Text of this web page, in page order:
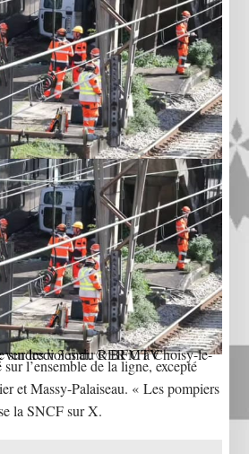
Choisy-le-Roi (Val-de-Marne) ce vendredi 3 mai. © BFMTV
l’ensemble de la ligne, excepté
et Massy-Palaiseau. « Les pompiers
la SNCF sur X.